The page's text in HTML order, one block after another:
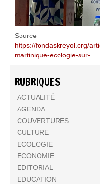
Source
https://fondaskreyol.org/
martinique-ecologie-sur-…
RUBRIQUES
ACTUALITÉ
AGENDA
COUVERTURES
CULTURE
ECOLOGIE
ECONOMIE
EDITORIAL
EDUCATION